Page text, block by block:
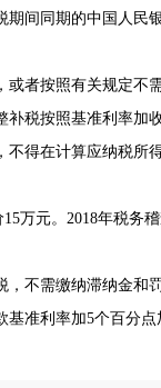
同期的中国人民
者按照有关规定不
税按照基准利率加收
得在计算应纳税所得
元。2018年税务
需缴纳滞纳金和
准利率加5个百分